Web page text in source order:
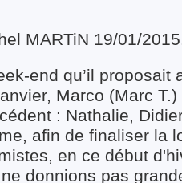
MARTiN 19/01/
end qu’il proposait
Marco (Marc
: Nathalie,
afin de finaliser la
en ce début
donnions pas